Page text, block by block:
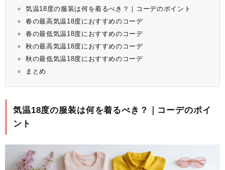
気温18度の服装は何を着るべき？｜コーデのポイント
春の最高気温18度におすすめのコーデ
春の最低気温18度におすすめのコーデ
秋の最高気温18度におすすめのコーデ
秋の最低気温18度におすすめのコーデ
まとめ
気温18度の服装は何を着るべき？｜コーデのポイ
ント